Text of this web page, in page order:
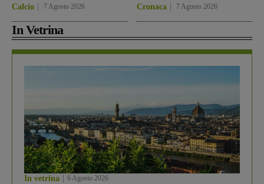
Calcio 7 Agosto 2026 Cronaca 7 Agosto 2026
In Vetrina
In vetrina 6 Agosto 2026